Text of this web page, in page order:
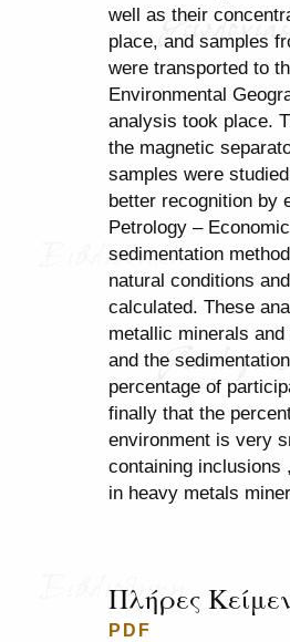
well as their
place, and samples
were transported to
Environmental
analysis took place.
the magnetic
samples were
better recognition by
Petrology –
sedimentation
natural conditions
calculated. These
metallic minerals
and the
percentage of
finally that the
environment is very
containing inclusions
in heavy metals
Πλήρες
PDF